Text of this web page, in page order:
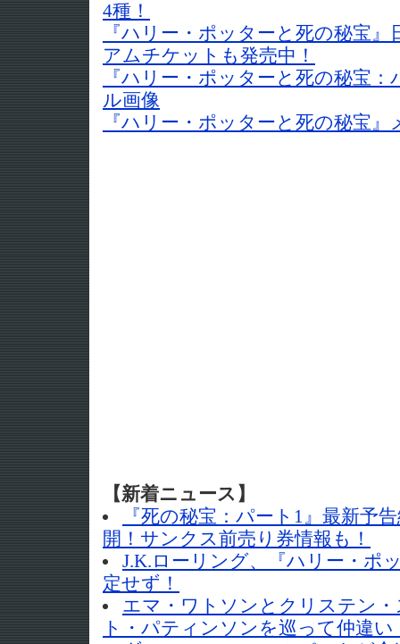
4種！
『ハリー・ポッターと死の秘宝
アムチケットも発売中！
『ハリー・ポッターと死の秘宝
ル画像
『ハリー・ポッターと死の秘宝
【新着ニュース】
『死の秘宝：パート1』最新予
開！サンクス前売り券情報も！
J.K.ローリング、『ハリー・ポ
定せず！
エマ・ワトソンとクリステン
ト・パティンソンを巡って仲違い